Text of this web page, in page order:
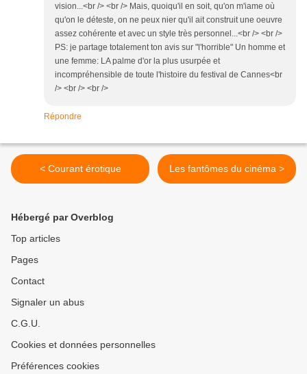
vision...<br /> <br /> Mais, quoiqu'il en soit, qu'on m'iame où
qu'on le déteste, on ne peux nier qu'il ait construit une oeuvre
assez cohérente et avec un style très personnel...<br /> <br />
PS: je partage totalement ton avis sur "l'horrible" Un homme et
une femme: LA palme d'or la plus usurpée et
incompréhensible de toute l'histoire du festival de Cannes<br
/> <br /> <br />
Répondre
< Courant érotique Les fantômes du cinéma >
Hébergé par Overblog
Top articles
Pages
Contact
Signaler un abus
C.G.U.
Cookies et données personnelles
Préférences cookies